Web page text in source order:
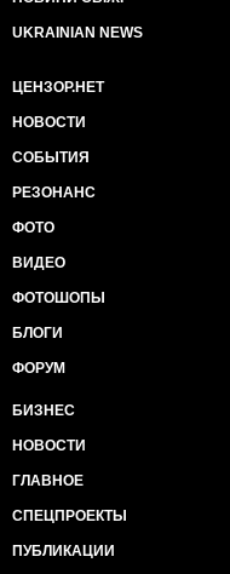
UKRAINIAN NEWS
ЦЕНЗОР.НЕТ
НОВОСТИ
СОБЫТИЯ
РЕЗОНАНС
ФОТО
ВИДЕО
ФОТОШОПЫ
БЛОГИ
ФОРУМ
БИЗНЕС
НОВОСТИ
ГЛАВНОЕ
СПЕЦПРОЕКТЫ
ПУБЛИКАЦИИ